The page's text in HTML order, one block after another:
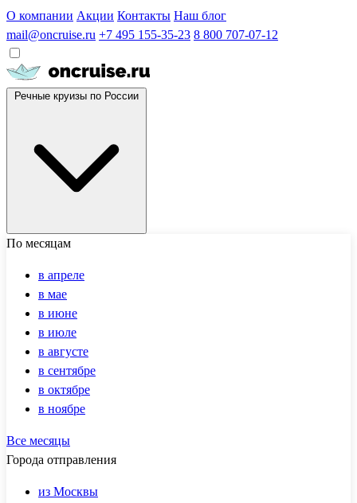
О компании Акции Контакты Наш блог
mail@oncruise.ru +7 495 155-35-23 8 800 707-07-12
По месяцам
в апреле
в мае
в июне
в июле
в августе
в сентябре
в октябре
в ноябре
Все месяцы
Города отправления
из Москвы